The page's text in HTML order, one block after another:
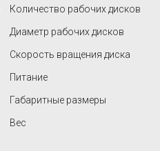
Количество рабочих дисков
Диаметр рабочих дисков
Скорость вращения диска
Питание
Габаритные размеры
Вес